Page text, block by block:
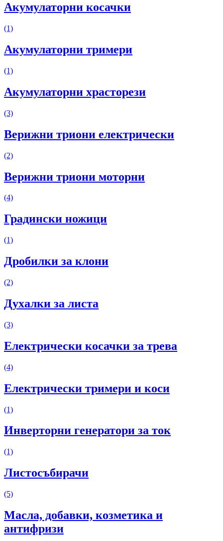
Акумулаторни косачки
(1)
Акумулаторни тримери
(1)
Акумулаторни храсторези
(3)
Верижни триони електрически
(2)
Верижни триони моторни
(4)
Градински ножици
(1)
Дробилки за клони
(2)
Духалки за листа
(3)
Електрически косачки за трева
(4)
Електрически тримери и коси
(1)
Инверторни генератори за ток
(1)
Листосъбирачи
(5)
Масла, добавки, козметика и
антифризи